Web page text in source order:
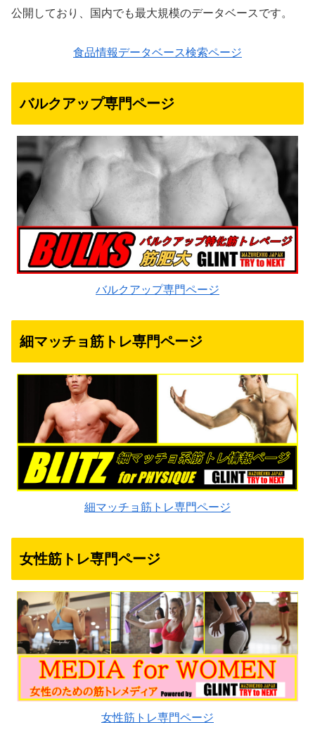
公開しており、国内でも最大規模のデータベースです。
食品情報データベース検索ページ
バルクアップ専門ページ
バルクアップ専門ページ
細マッチョ筋トレ専門ページ
細マッチョ筋トレ専門ページ
女性筋トレ専門ページ
女性筋トレ専門ページ